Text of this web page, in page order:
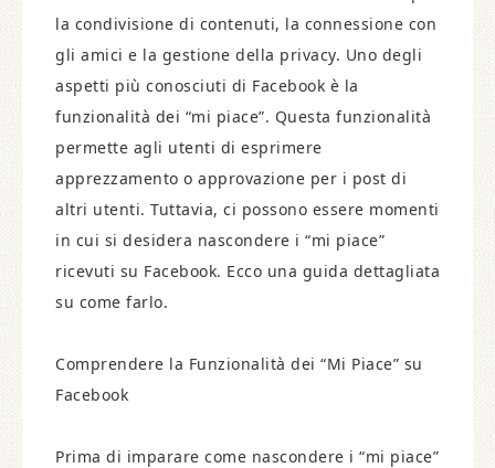
la condivisione di contenuti, la connessione con
gli amici e la gestione della privacy. Uno degli
aspetti più conosciuti di Facebook è la
funzionalità dei “mi piace”. Questa funzionalità
permette agli utenti di esprimere
apprezzamento o approvazione per i post di
altri utenti. Tuttavia, ci possono essere momenti
in cui si desidera nascondere i “mi piace”
ricevuti su Facebook. Ecco una guida dettagliata
su come farlo.
Comprendere la Funzionalità dei “Mi Piace” su
Facebook
Prima di imparare come nascondere i “mi piace”